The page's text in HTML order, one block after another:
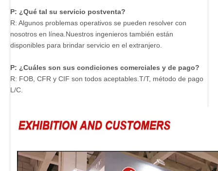
P: ¿Qué tal su servicio postventa?
R: Algunos problemas operativos se pueden resolver con
nosotros en línea.Nuestros ingenieros también están
disponibles para brindar servicio en el extranjero.
P: ¿Cuáles son sus condiciones comerciales y de pago?
R: FOB, CFR y CIF son todos aceptables.T/T, método de pago
L/C.